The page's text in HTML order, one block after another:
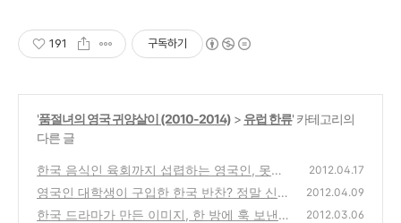
191 구독하기
'품절녀의 영국 귀양살이 (2010-2014) > 유럽 한류' 카테고리의
다른 글
한국 음식인 육회까지 섭렵하는 영국인, 못말
려
(38)
2012.04.17
영국인 대학생이 구입한 한국 반찬? 정말 신기
해
(40)
2012.04.09
한국 드라마가 만든 이미지, 한 방에 훅 보낸
2012.03.06